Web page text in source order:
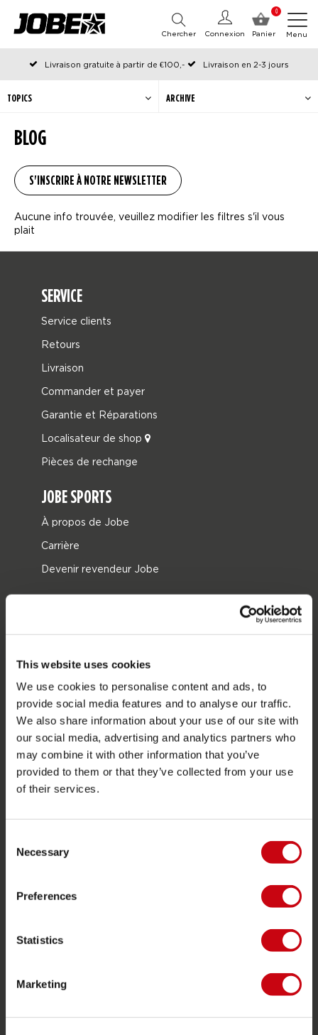
This website uses cookies
We use cookies to personalise content and ads, to
provide social media features and to analyse our traffic.
We also share information about your use of our site with
our social media, advertising and analytics partners who
may combine it with other information that you’ve
provided to them or that they’ve collected from your use
of their services.
Selection
Necessary
Preferences
Statistics
Marketing
0
Panier
Connexion
Chercher Menu
Livraison gratuite à partir de €100,-
Livraison en 2-3 jours
Commandé avant 12:00 les jours ouvrables, expédié le jour même
BLOG
TOPICS ARCHIVE
Aucune info trouvée, veuillez modifier les filtres s'il vous
plait
SERVICE
Service clients
Retours
Livraison
Commander et payer
Garantie et Réparations
Localisateur de shop
Pièces de rechange
JOBE SPORTS
À propos de Jobe
Carrière
Devenir revendeur Jobe
Bouées Tractées
Foil
Gilets de sauvetage
SUP
Combinaisons
Kneeboarding
Vêtements et chaussures
Accessoires de boating
Sacs
Leisure